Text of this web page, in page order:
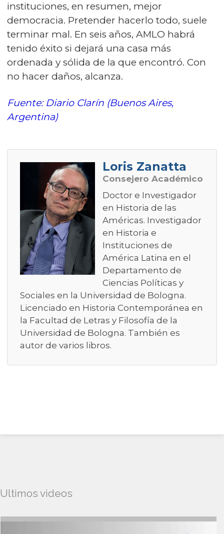
instituciones, en resumen, mejor
democracia. Pretender hacerlo todo, suele
terminar mal. En seis años, AMLO habrá
tenido éxito si dejará una casa más
ordenada y sólida de la que encontró. Con
no hacer daños, alcanza.
Fuente: Diario Clarín (Buenos Aires,
Argentina)
Loris Zanatta
Consejero Académico
Doctor e Investigador
en Historia de las
Américas. Investigador
en Historia e
Instituciones de
América Latina en el
Departamento de
Ciencias Políticas y
Sociales en la Universidad de Bologna.
Licenciado en Historia Contemporánea en
la Facultad de Letras y Filosofía de la
Universidad de Bologna. También es
autor de varios libros.
Ultimos videos